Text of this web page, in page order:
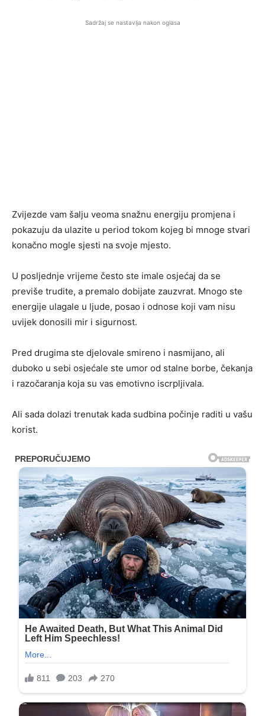
Sadržaj se nastavlja nakon oglasa
Zvijezde vam šalju veoma snažnu energiju promjena i
pokazuju da ulazite u period tokom kojeg bi mnoge stvari
konačno mogle sjesti na svoje mjesto.
U posljednje vrijeme često ste imale osjećaj da se
previše trudite, a premalo dobijate zauzvrat. Mnogo ste
energije ulagale u ljude, posao i odnose koji vam nisu
uvijek donosili mir i sigurnost.
Pred drugima ste djelovale smireno i nasmijano, ali
duboko u sebi osjećale ste umor od stalne borbe, čekanja
i razočaranja koja su vas emotivno iscrpljivala.
Ali sada dolazi trenutak kada sudbina počinje raditi u vašu
korist.